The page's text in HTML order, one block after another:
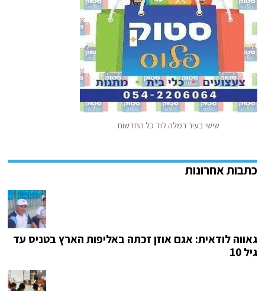
שישי בעיר רמלה לוד כל החדשות
גאווה לודאית: אגם אוזן זכתה באליפות הארץ בטניס עד
גיל 10